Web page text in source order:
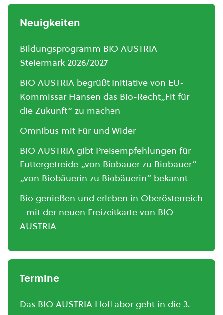
Neuigkeiten
Bildungsprogramm BIO AUSTRIA
Steiermark 2026/2027
BIO AUSTRIA begrüßt Initiative von EU-
Kommissar Hansen das Bio-Recht„Fit für
die Zukunft“ zu machen
Omnibus mit Für und Wider
BIO AUSTRIA gibt Preisempfehlungen für
Futtergetreide „von Biobauer zu Biobauer“
„von Biobäuerin zu Biobäuerin“ bekannt
Bio genießen und erleben in Oberösterreich
- mit der neuen Freizeitkarte von BIO
AUSTRIA
Termine
Das BIO AUSTRIA HofLabor geht in die 3.